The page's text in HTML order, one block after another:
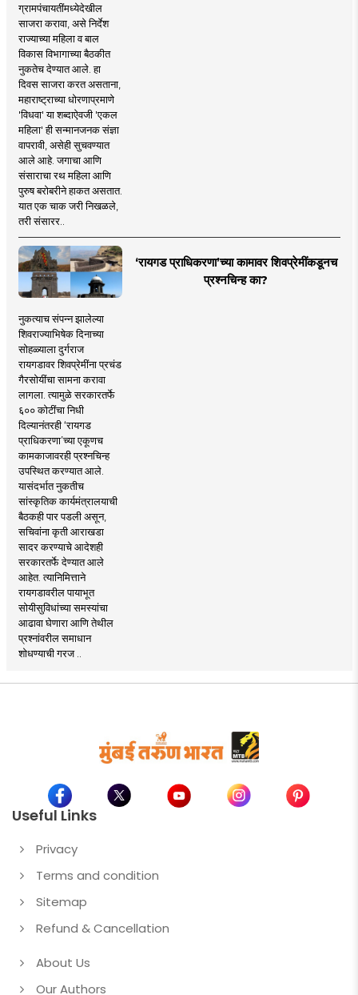
ग्रामपंचायतींमध्येदेखील
साजरा करावा, असे निर्देश
राज्याच्या महिला व बाल
विकास विभागाच्या बैठकीत
नुकतेच देण्यात आले. हा
दिवस साजरा करत असताना,
महाराष्ट्राच्या धोरणाप्रमाणे
'विधवा' या शब्दाऐवजी 'एकल
महिला' ही सन्मानजनक संज्ञा
वापरावी, असेही सुचवण्यात
आले आहे. जगाचा आणि
संसाराचा रथ महिला आणि
पुरुष बरोबरीने हाकत असतात.
यात एक चाक जरी निखळले,
तरी संसारर..
‘रायगड प्राधिकरणा’च्या कामावर शिवप्रेमींकडूनच
प्रश्नचिन्ह का?
नुकत्याच संपन्न झालेल्या
शिवराज्याभिषेक दिनाच्या
सोहळ्याला दुर्गराज
रायगडावर शिवप्रेमींना प्रचंड
गैरसोयींचा सामना करावा
लागला. त्यामुळे सरकारतर्फे
६०० कोटींचा निधी
दिल्यानंतरही ‘रायगड
प्राधिकरणा’च्या एकूणच
कामकाजावरही प्रश्नचिन्ह
उपस्थित करण्यात आले.
यासंदर्भात नुकतीच
सांस्कृतिक कार्यमंत्रालयाची
बैठकही पार पडली असून,
सचिवांना कृती आराखडा
सादर करण्याचे आदेशही
सरकारतर्फे देण्यात आले
आहेत. त्यानिमित्ताने
रायगडावरील पायाभूत
सोयीसुविधांच्या समस्यांचा
आढावा घेणारा आणि तेथील
प्रश्नांवरील समाधान
शोधण्याची गरज ..
Useful Links
Privacy
Terms and condition
Sitemap
Refund & Cancellation
About Us
Our Authors